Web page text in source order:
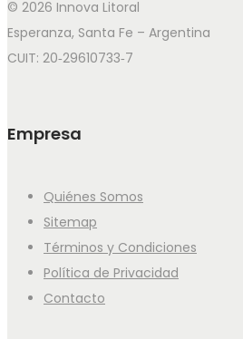
© 2026 Innova Litoral
Esperanza, Santa Fe – Argentina
CUIT: 20‑29610733‑7
Empresa
Quiénes Somos
Sitemap
Términos y Condiciones
Política de Privacidad
Contacto